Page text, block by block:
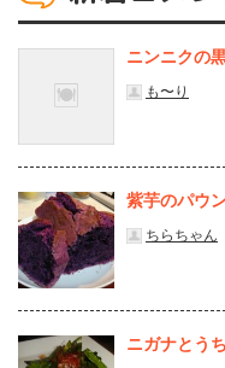
ニンニクの
も〜り
紫芋のパウ
ちらちゃん
ニガナとう